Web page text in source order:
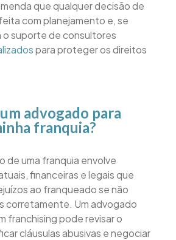
que qualquer decisão de
com planejamento e, se
o suporte de consultores
para proteger os direitos
advogado para
franquia?
de uma franquia envolve
financeiras e legais que
ao franqueado se não
corretamente. Um advogado
franchising pode revisar o
cláusulas abusivas e negociar